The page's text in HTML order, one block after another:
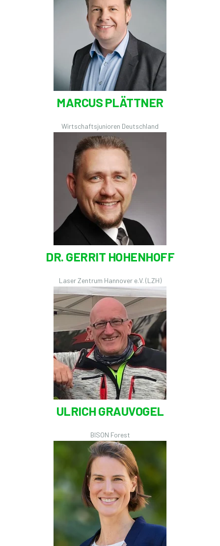
MARCUS PLÄTTNER
Wirtschaftsjunioren Deutschland
DR. GERRIT HOHENHOFF
Laser Zentrum Hannover e.V. (LZH)
ULRICH GRAUVOGEL
BISON Forest